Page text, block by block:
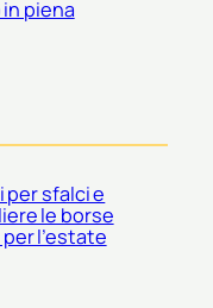
piena
per sfalci e
le borse
l’estate